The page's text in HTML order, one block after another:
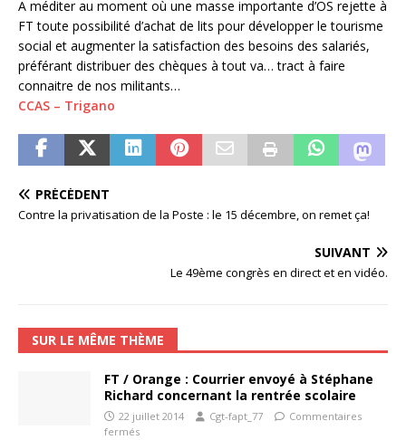
A méditer au moment où une masse importante d’OS rejette à
FT toute possibilité d’achat de lits pour développer le tourisme
social et augmenter la satisfaction des besoins des salariés,
préférant distribuer des chèques à tout va… tract à faire
connaitre de nos militants…
CCAS – Trigano
PRÉCÉDENT
Contre la privatisation de la Poste : le 15 décembre, on remet ça!
SUIVANT
Le 49ème congrès en direct et en vidéo.
SUR LE MÊME THÈME
FT / Orange : Courrier envoyé à Stéphane
Richard concernant la rentrée scolaire
22 juillet 2014 Cgt-fapt_77
Commentaires
fermés